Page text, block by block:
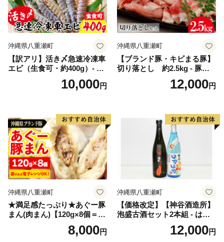
沖縄県八重瀬町
【訳アリ】活き〆急速冷凍車
エビ（生食可・約400g）- 海
老 車えび 車海老 冷凍 生エビ
国産 養殖 えび天 エビフライ
10,000円
沖縄県八重瀬町
【ブランド豚・キビまる豚】
切り落とし 約2.5kg - 豚肉
小分け 500gずつ 部位混合
色々楽しめる 人気 しょうが
ランド豚 おすすめ 沖縄県 八
重瀬町【価格改定】
12,000円
沖縄県八重瀬町
★満足感たっぷり★あぐー豚
まん(肉まん)【120g×8個＝96
0g】袋のまま電子レンジで温
めて、お召し上がりくださ
8,000円
沖縄県八重瀬町
【価格改定】【神谷酒造所】
泡盛古酒セット2本組 ‐ はな
はな古酒 25度 熟成古酒 南光
40度 720ml 飲み比べ 泡盛 甘
12,000円